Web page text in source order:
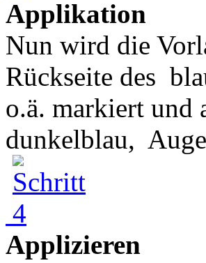
Applikation
Nun wird die
Rückseite des
o.ä. markiert und
dunkelblau,
Applizieren